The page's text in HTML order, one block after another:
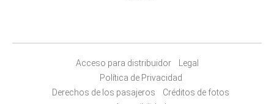
Acceso para distribuidor
Legal
Política de Privacidad
Derechos de los pasajeros
Créditos de fotos